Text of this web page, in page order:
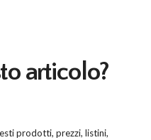
articolo?
prodotti, prezzi, listini,